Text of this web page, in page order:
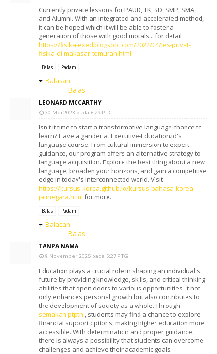
Currently private lessons for PAUD, TK, SD, SMP, SMA,
and Alumni. With an integrated and accelerated method,
it can be hoped which it will be able to foster a
generation of those with good morals... for detail
https://fisika-exed.blogspot.com/2022/04/les-privat-
fisika-di-makasar-temurah.html
Balas Padam
Balasan
Balas
LEONARD MCCARTHY
30 Mei 2023 pada 6:29 PTG
Isn't it time to start a transformative language chance to
learn? Have a gander at Executive-Education.id's
language course. From cultural immersion to expert
guidance, our program offers an alternative strategy to
language acquisition. Explore the best thing about a new
language, broaden your horizons, and gain a competitive
edge in today's interconnected world. Visit
https://kursus-korea.github.io/kursus-bahasa-korea-
jatinegara.html for more.
Balas Padam
Balasan
Balas
TANPA NAMA
8 November 2025 pada 5:27 PTG
Education plays a crucial role in shaping an individual's
future by providing knowledge, skills, and critical thinking
abilities that open doors to various opportunities. It not
only enhances personal growth but also contributes to
the development of society as a whole. Through
semakan ptptn , students may find a chance to explore
financial support options, making higher education more
accessible. With determination and proper guidance,
there is always a possibility that students can overcome
challenges and achieve their academic goals.